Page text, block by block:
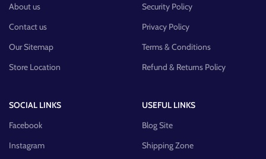
About us
Contact us
Our Sitemap
Store Location
Security Policy
Privacy Policy
Terms & Conditions
Refund & Returns Policy
SOCIAL LINKS
Facebook
Instagram
USEFUL LINKS
Blog Site
Shipping Zone